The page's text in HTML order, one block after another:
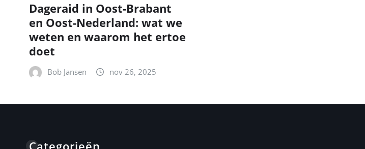
Dageraid in Oost-Brabant
en Oost-Nederland: wat we
weten en waarom het ertoe
doet
Bob Jansen nov 26, 2025